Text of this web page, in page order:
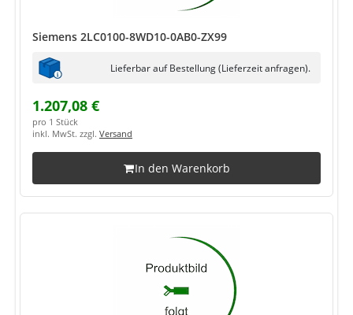
Siemens 2LC0100-8WD10-0AB0-ZX99
Lieferbar auf Bestellung (Lieferzeit anfragen).
1.207,08 €
pro 1 Stück
inkl. MwSt. zzgl. Versand
In den Warenkorb